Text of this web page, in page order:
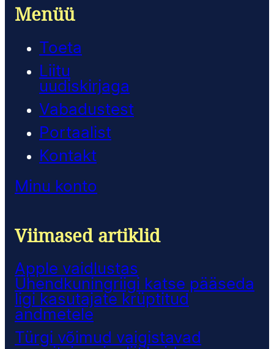
Menüü
Toeta
Liitu
uudiskirjaga
Vabadustest
Portaalist
Kontakt
Minu konto
Viimased artiklid
Apple vaidlustas
Ühendkuningriigi katse pääseda
ligi kasutajate krüptitud
andmetele
Türgi võimud vaigistavad